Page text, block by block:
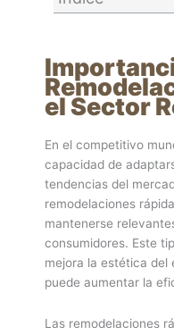
el Sector
En el competitivo
capacidad de
tendencias del
remodelaciones
mantenerse
consumidores. Este
mejora la estética del
puede aumentar la
Las remodelaciones